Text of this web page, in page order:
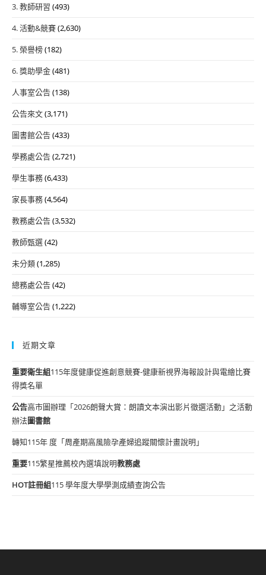
3. 教師研習 (493)
4. 活動&競賽(2,630)
5. 榮譽榜(182)
6. 獎助學金(481)
人事室公告(138)
公告來文(3,171)
圖書館公告(433)
學務處公告(2,721)
學生事務(6,433)
家長事務(4,564)
教務處公告(3,532)
教師甄選(42)
未分類(1,285)
總務處公告(42)
輔導室公告(1,222)
近期文章
重要衛生組115年度健康促進創意競賽-健康新視界海報設計與電繪比賽
得獎名單
公告高市圖辦理「2026朗聲大賞：朗讀文本演出影片徵選活動」之活動
辦法圖書館
轉知115年 度「周產期高風險孕產婦追蹤關懷計畫說明」
重要115繁星推薦校內選填說明教務處
HOT註冊組115 學年度大學學測成績查詢公告